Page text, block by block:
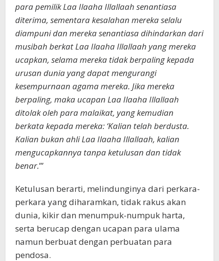
para pemilik Laa Ilaaha Illallaah senantiasa
diterima, sementara kesalahan mereka selalu
diampuni dan mereka senantiasa dihindarkan dari
musibah berkat Laa Ilaaha Illallaah yang mereka
ucapkan, selama mereka tidak berpaling kepada
urusan dunia yang dapat mengurangi
kesempurnaan agama mereka. Jika mereka
berpaling, maka ucapan Laa Ilaaha Illallaah
ditolak oleh para malaikat, yang kemudian
berkata kepada mereka: ‘Kalian telah berdusta.
Kalian bukan ahli Laa Ilaaha Illallaah, kalian
mengucapkannya tanpa ketulusan dan tidak
benar.’”
Ketulusan berarti, melindunginya dari perkara-
perkara yang diharamkan, tidak rakus akan
dunia, kikir dan menumpuk-numpuk harta,
serta berucap dengan ucapan para ulama
namun berbuat dengan perbuatan para
pendosa.